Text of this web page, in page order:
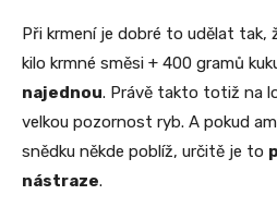
Při krmení je dobré to udělat tak,
kilo krmné směsi + 400 gramů
najednou. Právě takto totiž na
velkou pozornost ryb. A pokud
snědku někde poblíž, určitě je to
nástraze.